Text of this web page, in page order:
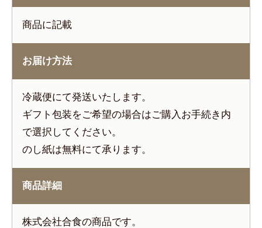
商品に記載
お届け方法
冷蔵便にて発送いたします。
ギフト包装をご希望の場合はご購入お手続き内
で選択してください。
のし紙は無料にて承ります。
商品詳細
株式会社合食の商品です。